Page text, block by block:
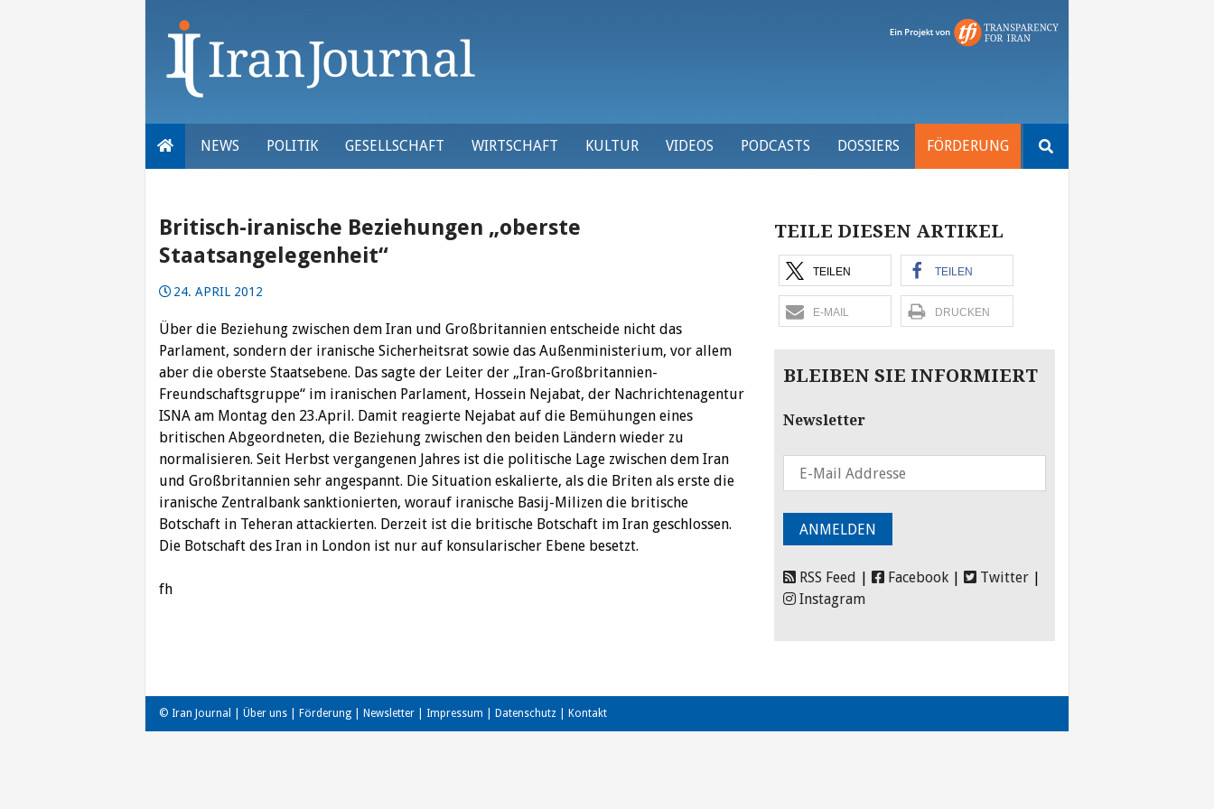
NEWS POLITIK GESELLSCHAFT WIRTSCHAFT KULTUR VIDEOS PODCASTS DOSSIERS FÖRDERUNG
nach:
Britisch-iranische Beziehungen „oberste
Staatsangelegenheit“
24. APRIL 2012
Über die Beziehung zwischen dem Iran und Großbritannien entscheide nicht das
Parlament, sondern der iranische Sicherheitsrat sowie das Außenministerium, vor allem
aber die oberste Staatsebene. Das sagte der Leiter der „Iran-Großbritannien-
Freundschaftsgruppe“ im iranischen Parlament, Hossein Nejabat, der Nachrichtenagentur
ISNA am Montag den 23.April. Damit reagierte Nejabat auf die Bemühungen eines
britischen Abgeordneten, die Beziehung zwischen den beiden Ländern wieder zu
normalisieren. Seit Herbst vergangenen Jahres ist die politische Lage zwischen dem Iran
und Großbritannien sehr angespannt. Die Situation eskalierte, als die Briten als erste die
iranische Zentralbank sanktionierten, worauf iranische Basij-Milizen die britische
Botschaft in Teheran attackierten. Derzeit ist die britische Botschaft im Iran geschlossen.
Die Botschaft des Iran in London ist nur auf konsularischer Ebene besetzt.
fh
TEILE DIESEN ARTIKEL
TEILEN TEILEN
E-MAIL DRUCKEN
BLEIBEN SIE INFORMIERT
Newsletter
RSS Feed Facebook Twitter
Instagram
© Iran Journal | Über uns Förderung Newsletter Impressum Datenschutz Kontakt